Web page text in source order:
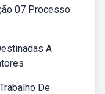
07 Processo:
A
De